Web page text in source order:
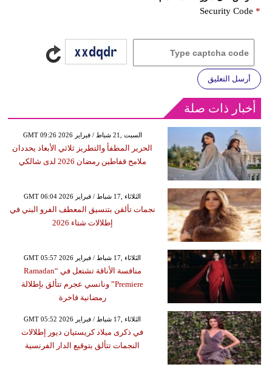
Security Code *
أرسل التعليق
أخبار ذات صلة
GMT 09:26 2026 السبت ,21 شباط / فبراير
الحرير المطفأ والتطريز ثلاثي الأبعاد يحددان
ملامح قفاطين رمضان 2026 لدى شالكي
GMT 06:04 2026 الثلاثاء ,17 شباط / فبراير
نجمات تألقن بتنسيق المعطف الفرو البني في
إطلالات شتاء 2026
GMT 05:57 2026 الثلاثاء ,17 شباط / فبراير
منافسة الأناقة تشتعل في “Ramadan
Premiere” ونانسي عجرم تتألق بإطلالة
رمضانية فاخرة
GMT 05:52 2026 الثلاثاء ,17 شباط / فبراير
في ذكرى ميلاد كريستيان ديور إطلالات
النجمات تتألق بتوقيع الدار الفرنسية